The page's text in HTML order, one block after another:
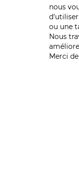
nous
ou une
Nous
Merci